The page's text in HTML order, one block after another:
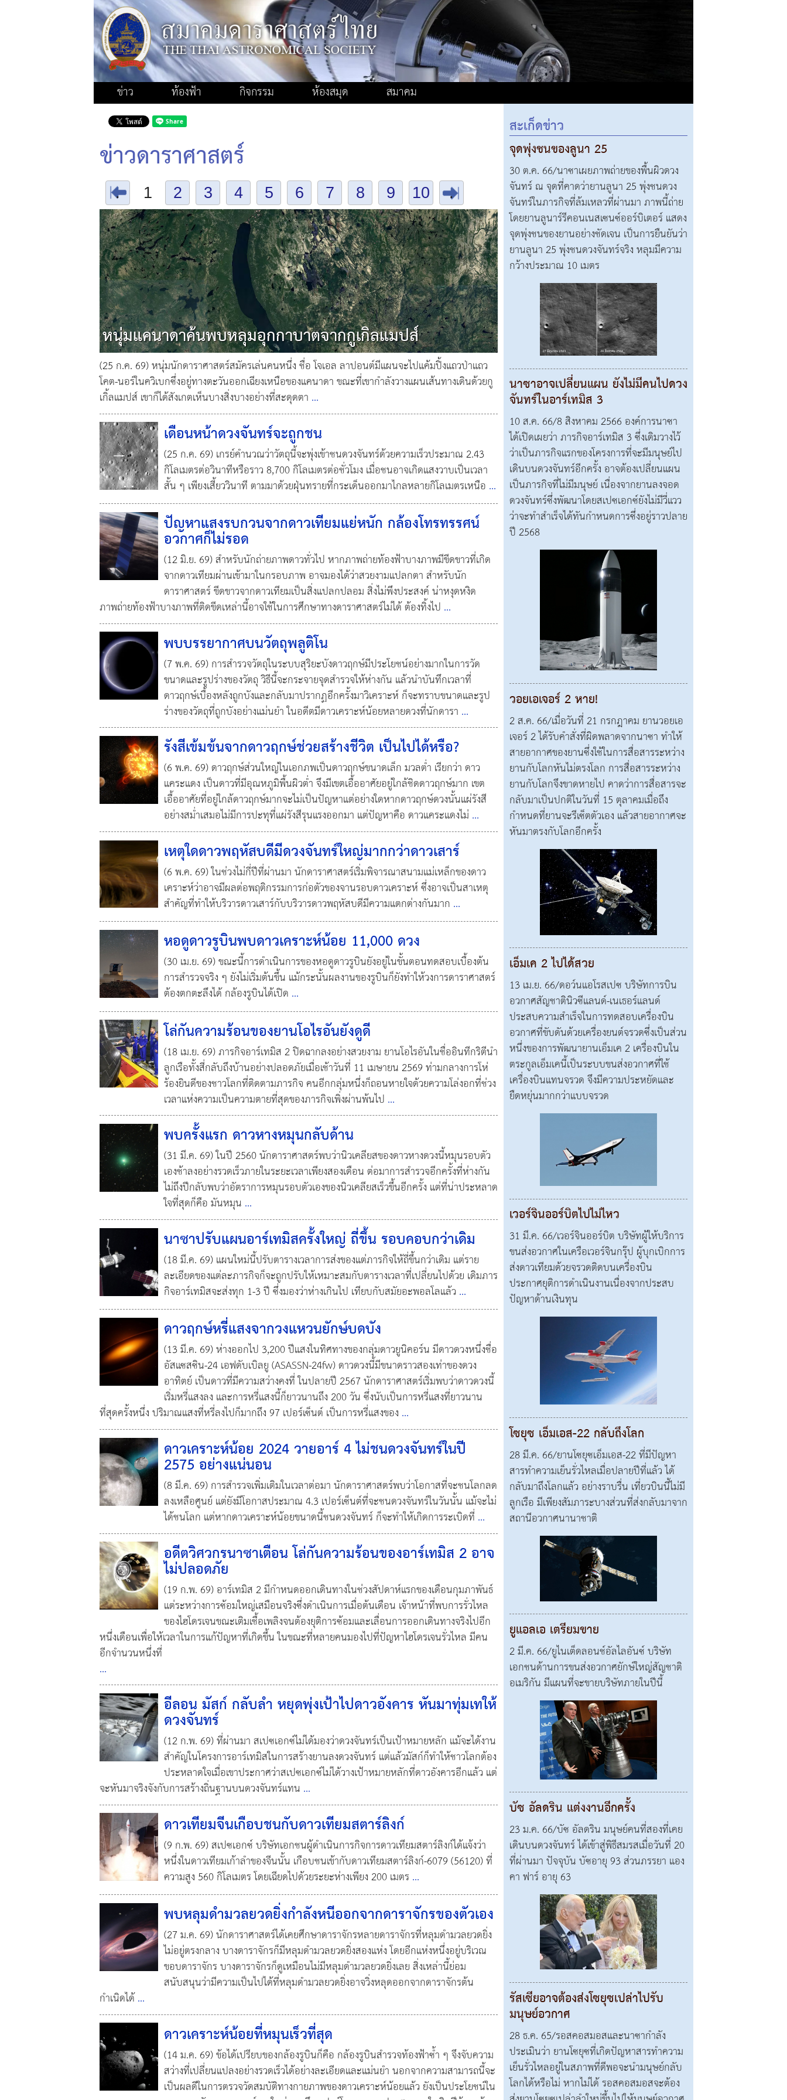
ข่าว ท้องฟ้า กิจกรรม ห้องสมุด สมาคม
ข่าวดาราศาสตร์
. 1 2 3 4 5 6 7 8 9 10 .
หนุ่มแคนาดาค้นพบหลุมอุกกาบาตจากกูเกิลแมปส์
(25 ก.ค. 69) หนุ่มนักดาราศาสตร์สมัครเล่นคนหนึ่ง ชื่อ โจเอล ลาปอนต์มีแผนจะไปแค้มปิ้งแถวป่าแถว
โคต-นอร์ในควิเบกซึ่งอยู่ทางตะวันออกเฉียงเหนือของแคนาดา ขณะที่เขากำลังวางแผนเส้นทางเดินด้วยกู
เกิ้ลแมปส์ เขาก็ได้สังเกตเห็นบางสิ่งบางอย่างที่สะดุดตา ...
เดือนหน้าดวงจันทร์จะถูกชน
(25 ก.ค. 69) เกรย์คำนวณว่าวัตถุนี้จะพุ่งเข้าชนดวงจันทร์ด้วยความเร็วประมาณ 2.43
กิโลเมตรต่อวินาทีหรือราว 8,700 กิโลเมตรต่อชั่วโมง เมื่อชนอาจเกิดแสงวาบเป็นเวลา
สั้น ๆ เพียงเสี้ยววินาที ตามมาด้วยฝุ่นทรายที่กระเด็นออกมาไกลหลายกิโลเมตรเหนือ ...
ปัญหาแสงรบกวนจากดาวเทียมแย่หนัก กล้องโทรทรรศน์
อวกาศก็ไม่รอด
(12 มิ.ย. 69) สำหรับนักถ่ายภาพดาวทั่วไป หากภาพถ่ายท้องฟ้าบางภาพมีขีดขาวที่เกิด
จากดาวเทียมผ่านเข้ามาในกรอบภาพ อาจมองได้ว่าสวยงามแปลกตา สำหรับนัก
ดาราศาสตร์ ขีดขาวจากดาวเทียมเป็นสิ่งแปลกปลอม สิ่งไม่พึงประสงค์ น่าหงุดหงิด
ภาพถ่ายท้องฟ้าบางภาพที่ติดขีดเหล่านี้อาจใช้ในการศึกษาทางดาราศาสตร์ไม่ได้ ต้องทิ้งไป ...
พบบรรยากาศบนวัตถุพลูติโน
(7 พ.ค. 69) การสำรวจวัตถุในระบบสุริยะบังดาวฤกษ์มีประโยชน์อย่างมากในการวัด
ขนาดและรูปร่างของวัตถุ วิธีนี้จะกระจายจุดสำรวจให้ห่างกัน แล้วนำบันทึกเวลาที่
ดาวฤกษ์เบื้องหลังถูกบังและกลับมาปรากฏอีกครั้งมาวิเคราะห์ ก็จะทราบขนาดและรูป
ร่างของวัตถุที่ถูกบังอย่างแม่นยำ ในอดีตมีดาวเคราะห์น้อยหลายดวงที่นักดารา ...
รังสีเข้มข้นจากดาวฤกษ์ช่วยสร้างชีวิต เป็นไปได้หรือ?
(6 พ.ค. 69) ดาวฤกษ์ส่วนใหญ่ในเอกภพเป็นดาวฤกษ์ขนาดเล็ก มวลต่ำ เรียกว่า ดาว
แคระแดง เป็นดาวที่มีอุณหภูมิพื้นผิวต่ำ จึงมีเขตเอื้ออาศัยอยู่ใกล้ชิดดาวฤกษ์มาก เขต
เอื้ออาศัยที่อยู่ใกล้ดาวฤกษ์มากจะไม่เป็นปัญหาแต่อย่างใดหากดาวฤกษ์ดวงนั้นแผ่รังสี
อย่างสม่ำเสมอไม่มีการปะทุที่แผ่รังสีรุนแรงออกมา แต่ปัญหาคือ ดาวแคระแดงไม่ ...
เหตุใดดาวพฤหัสบดีมีดวงจันทร์ใหญ่มากกว่าดาวเสาร์
(6 พ.ค. 69) ในช่วงไม่กี่ปีที่ผ่านมา นักดาราศาสตร์เริ่มพิจารณาสนามแม่เหล็กของดาว
เคราะห์ว่าอาจมีผลต่อพฤติกรรมการก่อตัวของจานรอบดาวเคราะห์ ซึ่งอาจเป็นสาเหตุ
สำคัญที่ทำให้บริวารดาวเสาร์กับบริวารดาวพฤหัสบดีมีความแตกต่างกันมาก ...
หอดูดาวรูบินพบดาวเคราะห์น้อย 11,000 ดวง
(30 เม.ย. 69) ขณะนี้การดำเนินการของหอดูดาวรูบินยังอยู่ในขั้นตอนทดสอบเบื้องต้น
การสำรวจจริง ๆ ยังไม่เริ่มต้นขึ้น แม้กระนั้นผลงานของรูบินก็ยังทำให้วงการดาราศาสตร์
ต้องตกตะลึงได้ กล้องรูบินได้เปิด ...
โล่กันความร้อนของยานโอไรอันยังดูดี
(18 เม.ย. 69) ภารกิจอาร์เทมิส 2 ปิดฉากลงอย่างสวยงาม ยานโอไรอันในชื่ออินทีกริตีนำ
ลูกเรือทั้งสี่กลับถึงบ้านอย่างปลอดภัยเมื่อเช้าวันที่ 11 เมษายน 2569 ท่ามกลางการโห่
ร้องยินดีของชาวโลกที่ติดตามภารกิจ คนอีกกลุ่มหนึ่งก็ถอนหายใจด้วยความโล่งอกที่ช่วง
เวลาแห่งความเป็นความตายที่สุดของภารกิจเพิ่งผ่านพ้นไป ...
พบครั้งแรก ดาวหางหมุนกลับด้าน
(31 มี.ค. 69) ในปี 2560 นักดาราศาสตร์พบว่านิวเคลียสของดาวหางดวงนี้หมุนรอบตัว
เองช้าลงอย่างรวดเร็วภายในระยะเวลาเพียงสองเดือน ต่อมาการสำรวจอีกครั้งที่ห่างกัน
ไม่ถึงปีกลับพบว่าอัตราการหมุนรอบตัวเองของนิวเคลียสเร็วขึ้นอีกครั้ง แต่ที่น่าประหลาด
ใจที่สุดก็คือ มันหมุน ...
นาซาปรับแผนอาร์เทมิสครั้งใหญ่ ถี่ขึ้น รอบคอบกว่าเดิม
(18 มี.ค. 69) แผนใหม่นี้ปรับตารางเวลาการส่งของแต่ภารกิจให้ถี่ขึ้นกว่าเดิม แต่ราย
ละเอียดของแต่ละภารกิจก็จะถูกปรับให้เหมาะสมกับตารางเวลาที่เปลี่ยนไปด้วย เดิมภาร
กิจอาร์เทมิสจะส่งทุก 1-3 ปี ซึ่งมองว่าห่างเกินไป เทียบกับสมัยอะพอลโลแล้ว ...
ดาวฤกษ์หรี่แสงจากวงแหวนยักษ์บดบัง
(13 มี.ค. 69) ห่างออกไป 3,200 ปีแสงในทิศทางของกลุ่มดาวยูนิคอร์น มีดาวดวงหนึ่งชื่อ
อัสแซสซิน-24 เอฟดับเบิลยู (ASASSN-24fw) ดาวดวงนี้มีขนาดราวสองเท่าของดวง
อาทิตย์ เป็นดาวที่มีความสว่างคงที่ ในปลายปี 2567 นักดาราศาสตร์เริ่มพบว่าดาวดวงนี้
เริ่มหรี่แสงลง และการหรี่แสงนี้ก็ยาวนานถึง 200 วัน ซึ่งนับเป็นการหรี่แสงที่ยาวนาน
ที่สุดครั้งหนึ่ง ปริมาณแสงที่หรี่ลงไปก็มากถึง 97 เปอร์เซ็นต์ เป็นการหรี่แสงของ ...
ดาวเคราะห์น้อย 2024 วายอาร์ 4 ไม่ชนดวงจันทร์ในปี
2575 อย่างแน่นอน
(8 มี.ค. 69) การสำรวจเพิ่มเติมในเวลาต่อมา นักดาราศาสตร์พบว่าโอกาสที่จะชนโลกลด
ลงเหลือศูนย์ แต่ยังมีโอกาสประมาณ 4.3 เปอร์เซ็นต์ที่จะชนดวงจันทร์ในวันนั้น แม้จะไม่
ได้ชนโลก แต่หากดาวเคราะห์น้อยขนาดนี้ชนดวงจันทร์ ก็จะทำให้เกิดการระเบิดที่ ...
อดีตวิศวกรนาซาเตือน โล่กันความร้อนของอาร์เทมิส 2 อาจ
ไม่ปลอดภัย
(19 ก.พ. 69) อาร์เทมิส 2 มีกำหนดออกเดินทางในช่วงสัปดาห์แรกของเดือนกุมภาพันธ์
แต่ระหว่างการซ้อมใหญ่เสมือนจริงซึ่งดำเนินการเมื่อต้นเดือน เจ้าหน้าที่พบการรั่วไหล
ของไฮโดรเจนขณะเติมเชื้อเพลิงจนต้องยุติการซ้อมและเลื่อนการออกเดินทางจริงไปอีก
หนึ่งเดือนเพื่อให้เวลาในการแก้ปัญหาที่เกิดขึ้น ในขณะที่หลายคนมองไปที่ปัญหาไฮโดรเจนรั่วไหล มีคน
อีกจำนวนหนึ่งที่
...
อีลอน มัสก์ กลับลำ หยุดพุ่งเป้าไปดาวอังคาร หันมาทุ่มเทให้
ดวงจันทร์
(12 ก.พ. 69) ที่ผ่านมา สเปซเอกซ์ไม่ได้มองว่าดวงจันทร์เป็นเป้าหมายหลัก แม้จะได้งาน
สำคัญในโครงการอาร์เทมิสในการสร้างยานลงดวงจันทร์ แต่แล้วมัสก์ก็ทำให้ชาวโลกต้อง
ประหลาดใจเมื่อเขาประกาศว่าสเปซเอกซ์ไม่ได้วางเป้าหมายหลักที่ดาวอังคารอีกแล้ว แต่
จะหันมาจริงจังกับการสร้างถิ่นฐานบนดวงจันทร์แทน ...
ดาวเทียมจีนเกือบชนกับดาวเทียมสตาร์ลิงก์
(9 ก.พ. 69) สเปซเอกซ์ บริษัทเอกชนผู้ดำเนินการกิจการดาวเทียมสตาร์ลิงก์ได้แจ้งว่า
หนึ่งในดาวเทียมเก้าลำของจีนนั้น เกือบชนเข้ากับดาวเทียมสตาร์ลิงก์-6079 (56120) ที่
ความสูง 560 กิโลเมตร โดยเฉียดไปด้วยระยะห่างเพียง 200 เมตร ...
พบหลุมดำมวลยวดยิ่งกำลังหนีออกจากดาราจักรของตัวเอง
(27 ม.ค. 69) นักดาราศาสตร์ได้เคยศึกษาดาราจักรหลายดาราจักรที่หลุมดำมวลยวดยิ่ง
ไม่อยู่ตรงกลาง บางดาราจักรก็มีหลุมดำมวลยวดยิ่งสองแห่ง โดยอีกแห่งหนึ่งอยู่บริเวณ
ขอบดาราจักร บางดาราจักรก็ดูเหมือนไม่มีหลุมดำมวลยวดยิ่งเลย สิ่งเหล่านี้ย่อม
สนับสนุนว่ามีความเป็นไปได้ที่หลุมดำมวลยวดยิ่งอาจวิ่งหลุดออกจากดาราจักรต้น
กำเนิดได้...
ดาวเคราะห์น้อยที่หมุนเร็วที่สุด
(14 ม.ค. 69) ข้อได้เปรียบของกล้องรูบินก็คือ กล้องรูบินสำรวจท้องฟ้าซ้ำ ๆ จึงจับความ
สว่างที่เปลี่ยนแปลงอย่างรวดเร็วได้อย่างละเอียดและแม่นยำ นอกจากความสามารถนี้จะ
เป็นผลดีในการตรวจวัดสมบัติทางกายภาพของดาวเคราะห์น้อยแล้ว ยังเป็นประโยชน์ใน
สะเก็ดข่าว
จุดพุ่งชนของลูนา 25
30 ต.ค. 66/นาซาเผยภาพถ่ายของพื้นผิวดวง
จันทร์ ณ จุดที่คาดว่ายานลูนา 25 พุ่งชนดวง
จันทร์ในภารกิจที่ล้มเหลวที่ผ่านมา ภาพนี้ถ่าย
โดยยานลูนาร์รีคอนเนสเซนซ์ออร์บิเตอร์ แสดง
จุดพุ่งชนของยานอย่างชัดเจน เป็นการยืนยันว่า
ยานลูนา 25 พุ่งชนดวงจันทร์จริง หลุมมีความ
กว้างประมาณ 10 เมตร
นาซาอาจเปลี่ยนแผน ยังไม่มีคนไปดวง
จันทร์ในอาร์เทมิส 3
10 ส.ค. 66/8 สิงหาคม 2566 องค์การนาซา
ได้เปิดเผยว่า ภารกิจอาร์เทมิส 3 ซึ่งเดิมวางไว้
ว่าเป็นภารกิจแรกของโครงการที่จะมีมนุษย์ไป
เดินบนดวงจันทร์อีกครั้ง อาจต้องเปลี่ยนแผน
เป็นภารกิจที่ไม่มีมนุษย์ เนื่องจากยานลงจอด
ดวงจันทร์ซึ่งพัฒนาโดยสเปซเอกซ์ยังไม่มีวี่แวว
ว่าจะทำสำเร็จได้ทันกำหนดการซึ่งอยู่ราวปลาย
ปี 2568
วอยเอเจอร์ 2 หาย!
2 ส.ค. 66/เมื่อวันที่ 21 กรกฎาคม ยานวอยเอ
เจอร์ 2 ได้รับคำสั่งที่ผิดพลาดจากนาซา ทำให้
สายอากาศของยานซึ่งใช้ในการสื่อสารระหว่าง
ยานกับโลกหันไม่ตรงโลก การสื่อสารระหว่าง
ยานกับโลกจึงขาดหายไป คาดว่าการสื่อสารจะ
กลับมาเป็นปกติในวันที่ 15 ตุลาคมเมื่อถึง
กำหนดที่ยานจะรีเซ็ตตัวเอง แล้วสายอากาศจะ
หันมาตรงกับโลกอีกครั้ง
เอ็มเค 2 ไปได้สวย
13 เม.ย. 66/ดอว์นแอโรสเปซ บริษัทการบิน
อวกาศสัญชาตินิวซีแลนด์-เนเธอร์แลนด์
ประสบความสำเร็จในการทดสอบเครื่องบิน
อวกาศที่ขับดันด้วยเครื่องยนต์จรวดซึ่งเป็นส่วน
หนึ่งของการพัฒนายานเอ็มเค 2 เครื่องบินใน
ตระกูลเอ็มเคนี้เป็นระบบขนส่งอวกาศที่ใช้
เครื่องบินแทนจรวด จึงมีความประหยัดและ
ยืดหยุ่นมากกว่าแบบจรวด
เวอร์จินออร์บิตไปไม่ไหว
31 มี.ค. 66/เวอร์จินออร์บิต บริษัทผู้ให้บริการ
ขนส่งอวกาศในเครือเวอร์จินกรุ๊ป ผู้บุกเบิกการ
ส่งดาวเทียมด้วยจรวดติดบนเครื่องบิน
ประกาศยุติการดำเนินงานเนื่องจากประสบ
ปัญหาด้านเงินทุน
โซยุซ เอ็มเอส-22 กลับถึงโลก
28 มี.ค. 66/ยานโซยุซเอ็มเอส-22 ที่มีปัญหา
สารทำความเย็นรั่วไหลเมื่อปลายปีที่แล้ว ได้
กลับมาถึงโลกแล้ว อย่างราบรื่น เที่ยวบินนี้ไม่มี
ลูกเรือ มีเพียงสัมภาระบางส่วนที่ส่งกลับมาจาก
สถานีอวกาศนานาชาติ
ยูแอลเอ เตรียมขาย
2 มี.ค. 66/ยูไนเต็ดลอนช์อัลไลอันซ์ บริษัท
เอกชนด้านการขนส่งอวกาศยักษ์ใหญ่สัญชาติ
อเมริกัน มีแผนที่จะขายบริษัทภายในปีนี้
บัซ อัลดริน แต่งงานอีกครั้ง
23 ม.ค. 66/บัซ อัลดริน มนุษย์คนที่สองที่เคย
เดินบนดวงจันทร์ ได้เข้าสู่พิธีสมรสเมื่อวันที่ 20
ที่ผ่านมา ปัจจุบัน บัซอายุ 93 ส่วนภรรยา แอง
คา ฟาร์ อายุ 63
รัสเซียอาจต้องส่งโซยุซเปล่าไปรับ
มนุษย์อวกาศ
28 ธ.ค. 65/รอสคอสมอสและนาซากำลัง
ประเมินว่า ยานโซยุซที่เกิดปัญหาสารทำความ
เย็นรั่วไหลอยู่ในสภาพที่ดีพอจะนำมนุษย์กลับ
โลกได้หรือไม่ หากไม่ได้ รอสคอสมอสจะต้อง